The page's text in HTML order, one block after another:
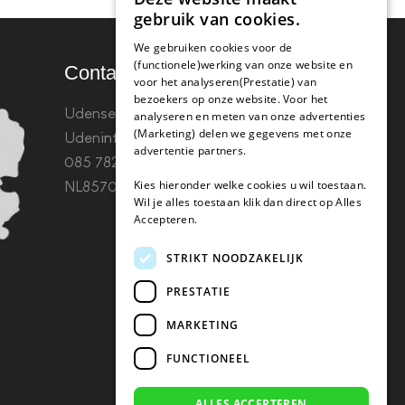
Contact
Udenseweg 8B 5405 PA
Udeninfo(@)koffie-tabletten.nlTel.
085 782 5578KvK 67529623 Btw:
NL857053759B01
gebruik van cookies.
We gebruiken cookies voor de
(functionele)werking van onze website en
voor het analyseren(Prestatie) van
bezoekers op onze website. Voor het
analyseren en meten van onze advertenties
(Marketing) delen we gegevens met onze
advertentie partners.
Kies hieronder welke cookies u wil toestaan.
Wil je alles toestaan klik dan direct op Alles
Accepteren.
STRIKT NOODZAKELIJK
PRESTATIE
MARKETING
FUNCTIONEEL